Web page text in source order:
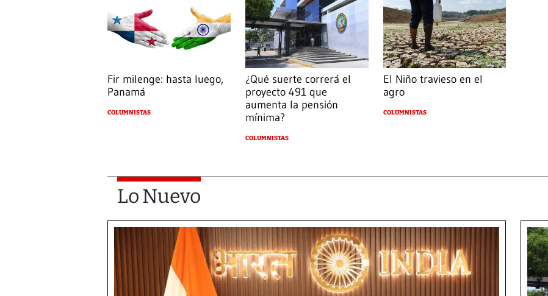
Fir milenge: hasta luego,
Panamá
COLUMNISTAS
¿Qué suerte correrá el
proyecto 491 que
aumenta la pensión
mínima?
COLUMNISTAS
El Niño travieso en el
agro
COLUMNISTAS
Lo Nuevo